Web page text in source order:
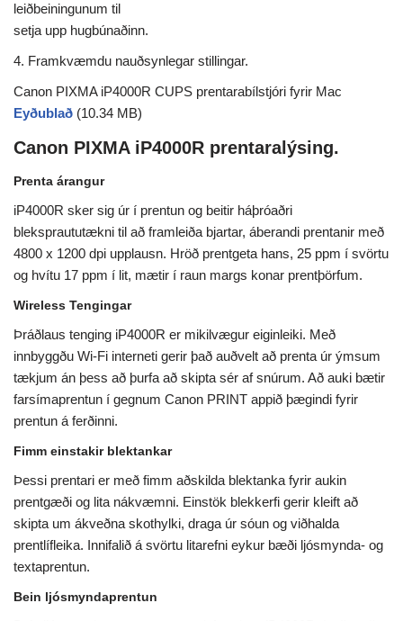
leiðbeiningunum til
setja upp hugbúnaðinn.
4. Framkvæmdu nauðsynlegar stillingar.
Canon PIXMA iP4000R CUPS prentarabílstjóri fyrir Mac
Eyðublað (10.34 MB)
Canon PIXMA iP4000R prentaralýsing.
Prenta árangur
iP4000R sker sig úr í prentun og beitir háþróaðri
blekspraututækni til að framleiða bjartar, áberandi prentanir með
4800 x 1200 dpi upplausn. Hröð prentgeta hans, 25 ppm í svörtu
og hvítu 17 ppm í lit, mætir í raun margs konar prentþörfum.
Wireless Tengingar
Þráðlaus tenging iP4000R er mikilvægur eiginleiki. Með
innbyggðu Wi-Fi interneti gerir það auðvelt að prenta úr ýmsum
tækjum án þess að þurfa að skipta sér af snúrum. Að auki bætir
farsímaprentun í gegnum Canon PRINT appið þægindi fyrir
prentun á ferðinni.
Fimm einstakir blektankar
Þessi prentari er með fimm aðskilda blektanka fyrir aukin
prentgæði og lita nákvæmni. Einstök blekkerfi gerir kleift að
skipta um ákveðna skothylki, draga úr sóun og viðhalda
prentlífleika. Innifalið á svörtu litarefni eykur bæði ljósmynda- og
textaprentun.
Bein ljósmyndaprentun